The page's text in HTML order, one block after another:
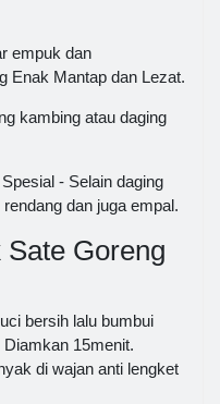
empuk dan
Enak Mantap dan Lezat.
kambing atau daging
- Selain daging
dan juga empal.
Goreng
bersih lalu bumbui
15menit.
di wajan anti lengket